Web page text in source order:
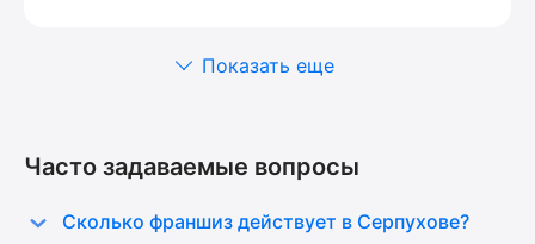
Показать еще
Часто задаваемые вопросы
Сколько франшиз действует в Серпухове?